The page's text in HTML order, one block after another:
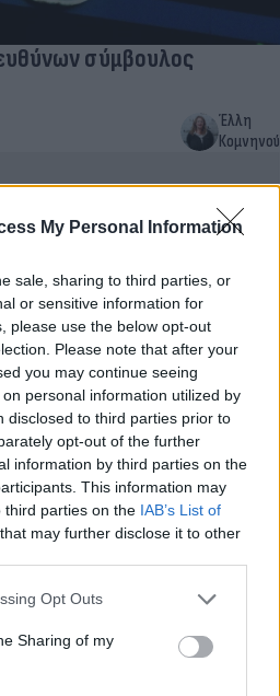
My Personal Information
sale, sharing to third parties, or
or sensitive information for
please use the below opt-out
Please note that after your
you may continue seeing
personal information utilized by
disclosed to third parties prior to
opt-out of the further
information by third parties on the
This information may
third parties on the IAB’s List of
that may further disclose it to other
app uses one or more Google
behaviour. You may click to
and its third-party tags to
purposes in below Google
Opt Outs
Sharing of my
σύμβουλος
Έλλη
Κομνηνού
για τη μετάβαση στην
Αγγελική
Γιαννακού